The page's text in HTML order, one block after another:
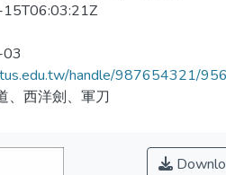
handle/987654321/
、西洋劍、軍刀